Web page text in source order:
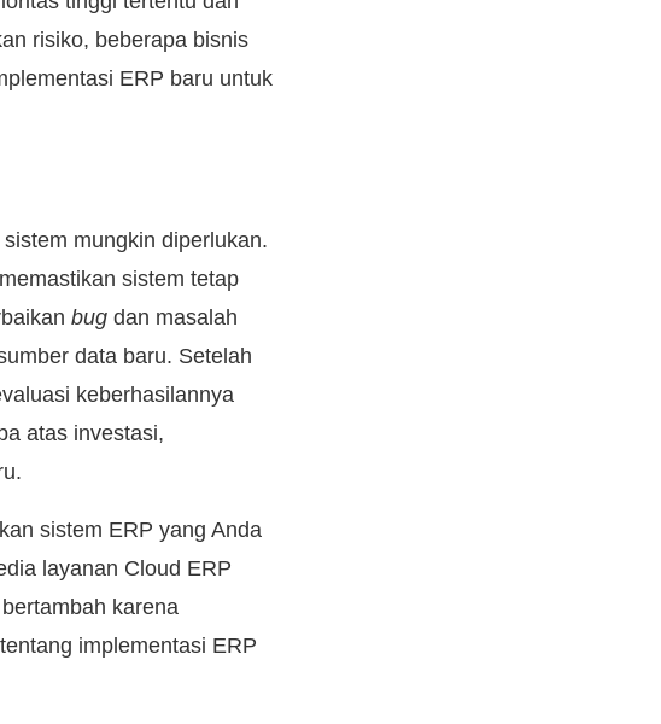
risiko, beberapa bisnis
ERP baru untuk
mungkin diperlukan.
sistem tetap
bugdan masalah
data baru. Setelah
keberhasilannya
atas investasi,
sistem ERP yang Anda
layanan Cloud ERP
karena
implementasi ERP